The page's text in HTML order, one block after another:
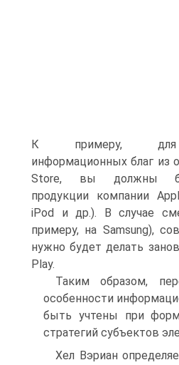
К примеру, для
информационных благ из
Store, вы должны
продукции компании
iPod и др.). В случае
примеру, на Samsung),
нужно будет делать
Play.
Таким образом,
особенности
быть учтены при
стратегий субъектов
Хел Вэриан